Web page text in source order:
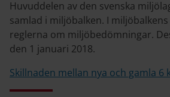
Huvuddelen av den svenska
samlad i miljöbalken. I
reglerna om miljöbedömningar.
den 1 januari 2018.
Skillnaden mellan nya och gamla 6